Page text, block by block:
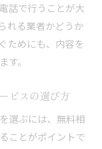
話で行うことが大
れる業者かどうか
ためにも、内容を
。
ビスの選び方
選ぶには、無料相
ことがポイントで